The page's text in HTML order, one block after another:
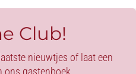
Club!
nieuwtjes of laat een
ons gastenboek